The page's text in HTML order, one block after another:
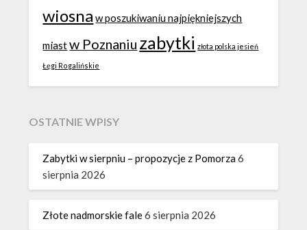
wiosna w poszukiwaniu najpiękniejszych
miastw Poznaniu zabytki złota polska jesień
Łęgi Rogalińskie
OSTATNIE WPISY
Zabytki w sierpniu – propozycje z Pomorza6
sierpnia 2026
Złote nadmorskie fale6 sierpnia 2026